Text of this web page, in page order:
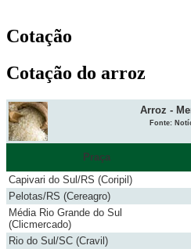
Cotação
Cotação do arroz
Arroz -
Fonte:
Praça
Capivari do Sul/RS (Coripil)
Pelotas/RS (Cereagro)
Média Rio Grande do Sul
(Clicmercado)
Rio do Sul/SC (Cravil)